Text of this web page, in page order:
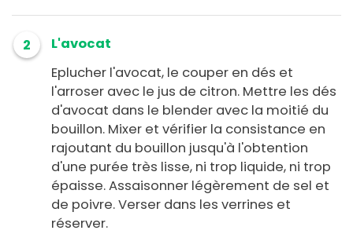
2
L'avocat
Eplucher l'avocat, le couper en dés et
l'arroser avec le jus de citron. Mettre les dés
d'avocat dans le blender avec la moitié du
bouillon. Mixer et vérifier la consistance en
rajoutant du bouillon jusqu'à l'obtention
d'une purée très lisse, ni trop liquide, ni trop
épaisse. Assaisonner légèrement de sel et
de poivre. Verser dans les verrines et
réserver.